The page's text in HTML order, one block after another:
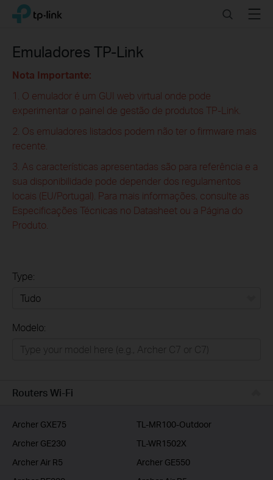
Click
navigation
TP-Link, Reliably Smart SearchMenu
Emuladores TP-Link
Nota Importante:
1. O emulador é um GUI web virtual onde pode
experimentar o painel de gestão de produtos TP-Link.
2. Os emuladores listados podem não ter o firmware mais
recente.
3. As características apresentadas são para referência e a
sua disponibilidade pode depender dos regulamentos
locais (EU/Portugal). Para mais informações, consulte as
Especificações Técnicas no Datasheet ou a Página do
Produto.
Type:
Empresas
Modelo:
Routers Wi-Fi
Archer GXE75
TL-MR100-Outdoor
Archer GE230
TL-WR1502X
Archer Air R5
Archer GE550